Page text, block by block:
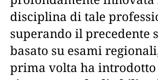
disciplina di tale
superando il precedente
basato su esami
prima volta ha